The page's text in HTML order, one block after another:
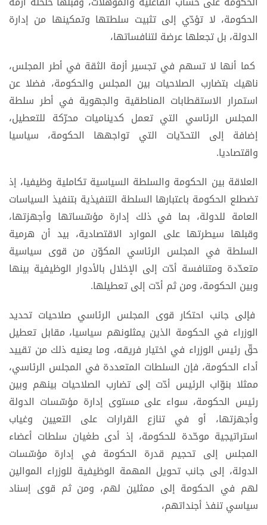
الحكومة، لا تؤدّي إلى تثبيت سلطتها وتمكينها من إدارة
الدولة، بل تجعلها عرضة لتنافساتها،
كما أنها لا تسهم في تجسير أزمة الثقة في أطر المجلس،
ناهيك بتضارب الصلاحيات بين المجلس والحكومة، فضلا عن
استمرار الاستقطابات المناطقية والجهوية في أطر سلطة
المجلس الرئاسي التي تعمل كديناميات محرّكة للتعطيل،
إضافة إلى التحدّيات التي تواجهها الحكومة، سياسيا
واقتصاديا.
العلاقة بين الحكومة والسلطة السياسية تكاملية وظيفيا، إذ
تضطلع الحكومة باعتبارها السلطة التنفيذية بتنفيذ السياسات
العامة للدولة، بما في ذلك إدارة مؤسّساتها وأجهزتها،
وقبلها سيطرتها على الموارد الاقتصادية، بيد أن هرمية
السلطة في المجلس الرئاسي المكوّن من قوى سياسية
متعدّدة ومتنافسة أدّت إلى الإخلال بالأدوار الوظيفية بينها
وبين الحكومة، ومن ثم أدّت إلى تعطيلها.
فإلى جانب احتكار قوى المجلس الرئاسي صلاحيات تحديد
الوزراء في الحكومة الذين يمثلونهم سياسيا، مقابل تعطيل
حقّ رئيس الوزراء في اختيار فريقه، وما يعنيه ذلك من تقييد
أداء الحكومة، فإن السلطات المتعددة في المجلس الرئاسي،
ممثلا بنوّاب الرئيس أدّت إلى تضارب الصلاحيات بينهم وبين
رئيس الحكومة، سواء على مستوى إدارة مؤسّسات الدولة
وأجهزتها، أو في تنازع القرارات على التعيين وغياب
استراتيجية موحّدة للحكومة، إذ أدى طغيان سلطات أعضاء
المجلس إلى تحجيم قدرة الحكومة في إدارة مؤسّسات
الدولة، إلى جانب تحويل المهمة الوظيفية للوزراء الموالين
لهم في الحكومة إلى ممثلين لهم، ومن ثم قوى إسناد
سياسي تنفذ أجنداتهم،